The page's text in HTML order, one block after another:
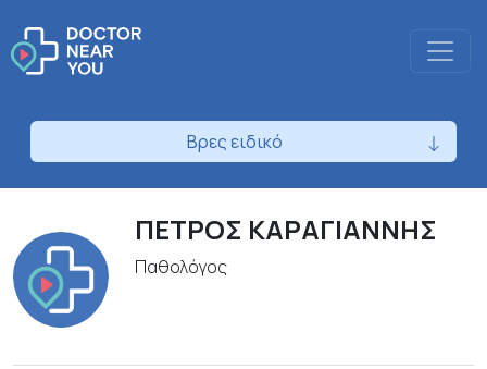
Βρες ειδικό
ΠΕΤΡΟΣ ΚΑΡΑΓΙΑΝΝΗΣ
Παθολόγος